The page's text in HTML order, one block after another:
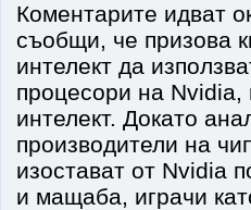
Коментарите идват
съобщи, че призова
интелект да
процесори на Nvidia,
интелект. Докато
производители на
изостават от Nvidia
и мащаба, играчи